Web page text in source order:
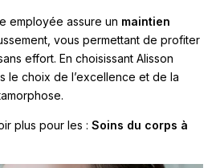
employée assure un maintien
vous permettant de profiter
effort. En choisissant Alisson
le choix de l’excellence et de la
plus pour les : Soins du corps à